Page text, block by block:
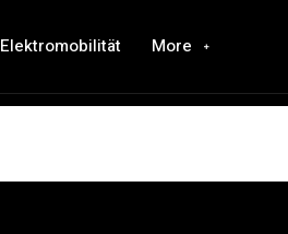
Elektromobilität More